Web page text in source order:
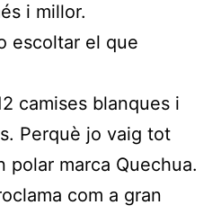
i millor.
escoltar el que
camises blanques i
Perquè jo vaig tot
polar marca Quechua.
com a gran